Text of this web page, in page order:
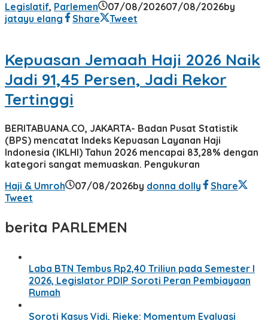
Legislatif, Parlemen 07/08/202607/08/2026by
jatayu elang
Share Tweet
Kepuasan Jemaah Haji 2026 Naik
Jadi 91,45 Persen, Jadi Rekor
Tertinggi
BERITABUANA.CO, JAKARTA- Badan Pusat Statistik
(BPS) mencatat Indeks Kepuasan Layanan Haji
Indonesia (IKLHI) Tahun 2026 mencapai 83,28% dengan
kategori sangat memuaskan. Pengukuran
Haji & Umroh
07/08/2026by donna dolly
Share
Tweet
berita PARLEMEN
Laba BTN Tembus Rp2,40 Triliun pada Semester I
2026, Legislator PDIP Soroti Peran Pembiayaan
Rumah
Soroti Kasus Vidi, Rieke: Momentum Evaluasi